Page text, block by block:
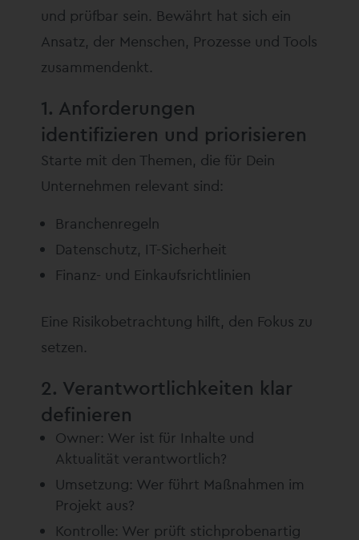
und prüfbar sein. Bewährt hat sich ein
Ansatz, der Menschen, Prozesse und Tools
zusammendenkt.
1. Anforderungen
identifizieren und priorisieren
Starte mit den Themen, die für Dein
Unternehmen relevant sind:
Branchenregeln
Datenschutz, IT-Sicherheit
Finanz- und Einkaufsrichtlinien
Eine Risikobetrachtung hilft, den Fokus zu
setzen.
2. Verantwortlichkeiten klar
definieren
Owner: Wer ist für Inhalte und
Aktualität verantwortlich?
Umsetzung: Wer führt Maßnahmen im
Projekt aus?
Kontrolle: Wer prüft stichprobenartig